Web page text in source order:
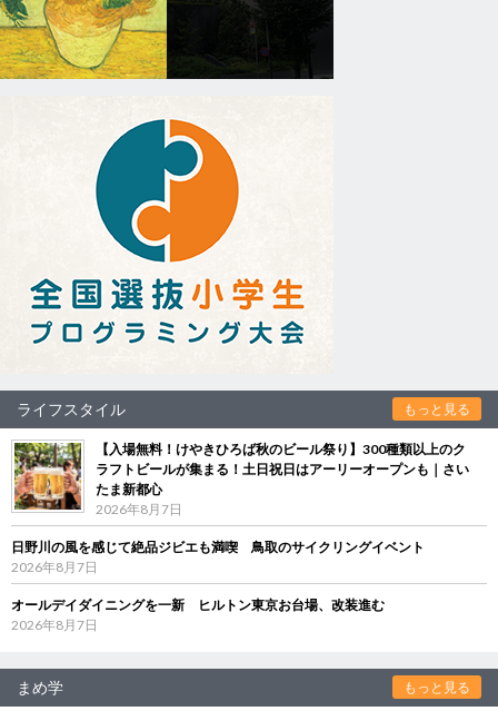
ライフスタイル もっと見る
【入場無料！けやきひろば秋のビール祭り】300種類以上のク
ラフトビールが集まる！土日祝日はアーリーオープンも｜さい
たま新都心
2026年8月7日
日野川の風を感じて絶品ジビエも満喫 鳥取のサイクリングイベント
2026年8月7日
オールデイダイニングを一新 ヒルトン東京お台場、改装進む
2026年8月7日
まめ学 もっと見る